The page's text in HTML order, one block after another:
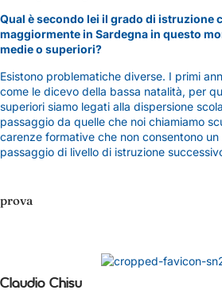
Qual è secondo lei il grado di istruzione
maggiormente in Sardegna in questo
medie o superiori?
Esistono problematiche diverse. I primi
come le dicevo della bassa natalità, per
superiori siamo legati alla dispersione
passaggio da quelle che noi chiamiamo
carenze formative che non consentono
passaggio di livello di istruzione
prova
Claudio Chisu